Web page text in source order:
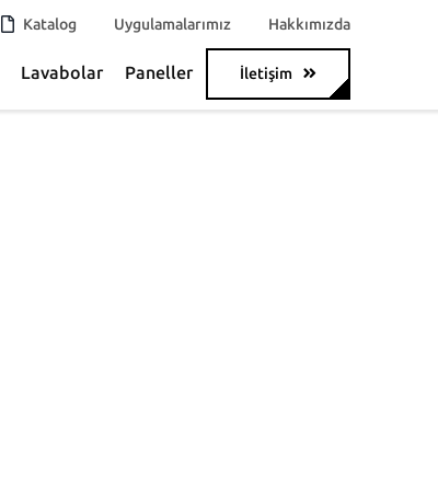
Katalog Uygulamalarımız Hakkımızda
Lavabolar Paneller İletişim